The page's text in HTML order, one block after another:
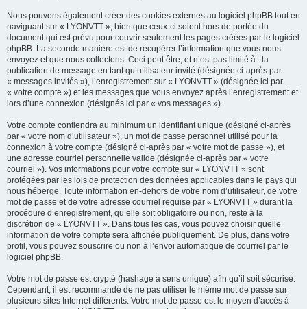
Nous pouvons également créer des cookies externes au logiciel phpBB tout en
naviguant sur « LYONVTT », bien que ceux-ci soient hors de portée du
document qui est prévu pour couvrir seulement les pages créées par le logiciel
phpBB. La seconde manière est de récupérer l’information que vous nous
envoyez et que nous collectons. Ceci peut être, et n’est pas limité à : la
publication de message en tant qu’utilisateur invité (désignée ci-après par
« messages invités »), l’enregistrement sur « LYONVTT » (désignée ici par
« votre compte ») et les messages que vous envoyez après l’enregistrement et
lors d’une connexion (désignés ici par « vos messages »).
Votre compte contiendra au minimum un identifiant unique (désigné ci-après
par « votre nom d’utilisateur »), un mot de passe personnel utilisé pour la
connexion à votre compte (désigné ci-après par « votre mot de passe »), et
une adresse courriel personnelle valide (désignée ci-après par « votre
courriel »). Vos informations pour votre compte sur « LYONVTT » sont
protégées par les lois de protection des données applicables dans le pays qui
nous héberge. Toute information en-dehors de votre nom d’utilisateur, de votre
mot de passe et de votre adresse courriel requise par « LYONVTT » durant la
procédure d’enregistrement, qu’elle soit obligatoire ou non, reste à la
discrétion de « LYONVTT ». Dans tous les cas, vous pouvez choisir quelle
information de votre compte sera affichée publiquement. De plus, dans votre
profil, vous pouvez souscrire ou non à l’envoi automatique de courriel par le
logiciel phpBB.
Votre mot de passe est crypté (hashage à sens unique) afin qu’il soit sécurisé.
Cependant, il est recommandé de ne pas utiliser le même mot de passe sur
plusieurs sites Internet différents. Votre mot de passe est le moyen d’accès à